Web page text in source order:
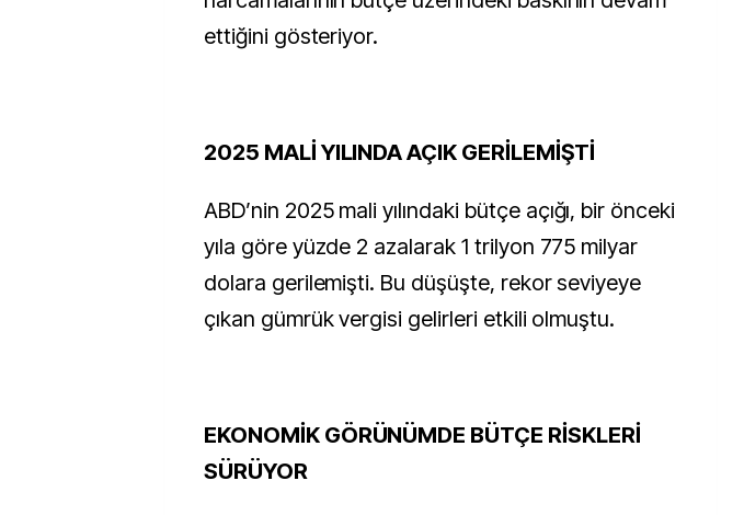
ettiğini gösteriyor.
2025 MALİ YILINDA AÇIK GERİLEMİŞTİ
ABD’nin 2025 mali yılındaki bütçe açığı, bir önceki
yıla göre yüzde 2 azalarak 1 trilyon 775 milyar
dolara gerilemişti. Bu düşüşte, rekor seviyeye
çıkan gümrük vergisi gelirleri etkili olmuştu.
EKONOMİK GÖRÜNÜMDE BÜTÇE RİSKLERİ
SÜRÜYOR